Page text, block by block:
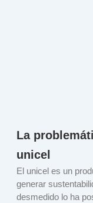
La
unicel
El unicel es un
generar
desmedido lo ha